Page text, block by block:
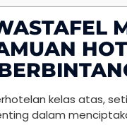
kelas atas,
dalam